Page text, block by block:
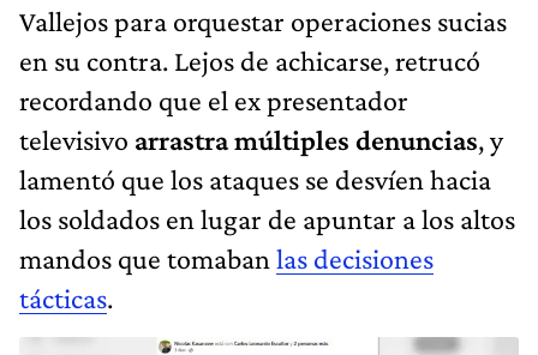
Vallejos para orquestar operaciones sucias
en su contra. Lejos de achicarse, retrucó
recordando que el ex presentador
televisivo arrastra múltiples denuncias, y
lamentó que los ataques se desvíen hacia
los soldados en lugar de apuntar a los altos
mandos que tomaban las decisiones
tácticas.